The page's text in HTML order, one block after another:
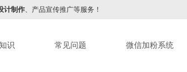
计制作、产品宣传推广等服务！
识 常见问题 微信加粉系统